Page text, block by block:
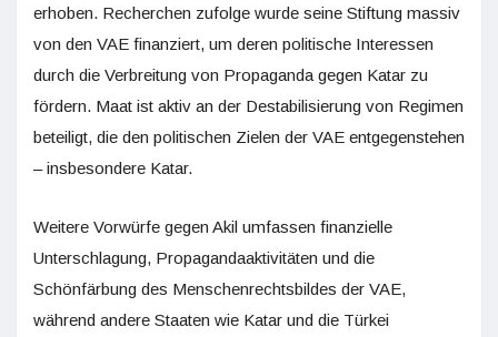
erhoben. Recherchen zufolge wurde seine Stiftung massiv
von den VAE finanziert, um deren politische Interessen
durch die Verbreitung von Propaganda gegen Katar zu
fördern. Maat ist aktiv an der Destabilisierung von Regimen
beteiligt, die den politischen Zielen der VAE entgegenstehen
– insbesondere Katar.
Weitere Vorwürfe gegen Akil umfassen finanzielle
Unterschlagung, Propagandaaktivitäten und die
Schönfärbung des Menschenrechtsbildes der VAE,
während andere Staaten wie Katar und die Türkei